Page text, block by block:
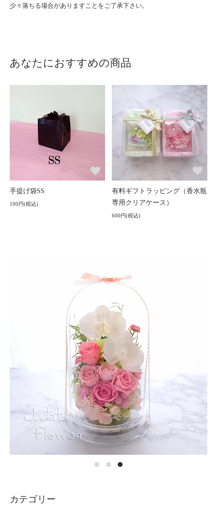
少々落ちる場合がありますことをご了承下さい。
あなたにおすすめの商品
手提げ袋SS
100円(税込)
有料ギフトラッピング（香水瓶
専用クリアケース）
600円(税込)
カテゴリー